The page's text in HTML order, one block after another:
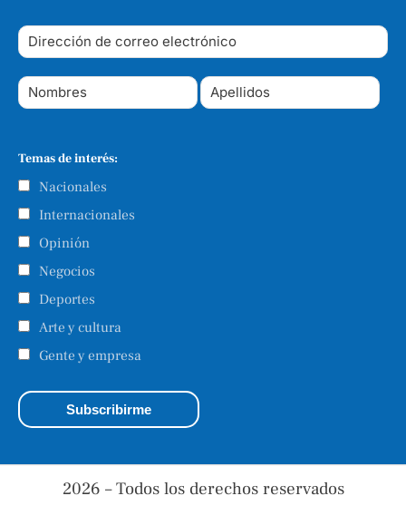
Temas de interés:
Nacionales
Internacionales
Opinión
Negocios
Deportes
Arte y cultura
Gente y empresa
2026 – Todos los derechos reservados